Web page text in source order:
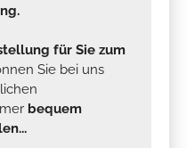
für Sie zum
Sie bei uns
bequem